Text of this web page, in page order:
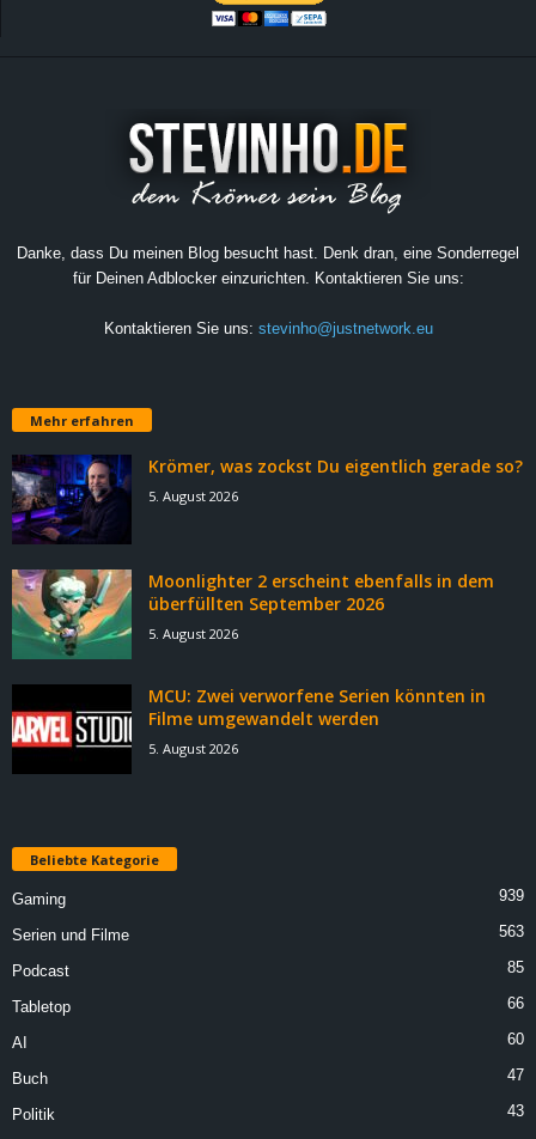
Danke, dass Du meinen Blog besucht hast. Denk dran, eine Sonderregel
für Deinen Adblocker einzurichten. Kontaktieren Sie uns:
Kontaktieren Sie uns: stevinho@justnetwork.eu
Mehr erfahren
Krömer, was zockst Du eigentlich gerade so?
5. August 2026
Moonlighter 2 erscheint ebenfalls in dem
überfüllten September 2026
5. August 2026
MCU: Zwei verworfene Serien könnten in
Filme umgewandelt werden
5. August 2026
Beliebte Kategorie
Gaming 939
Serien und Filme 563
Podcast 85
Tabletop 66
AI 60
Buch 47
Politik 43